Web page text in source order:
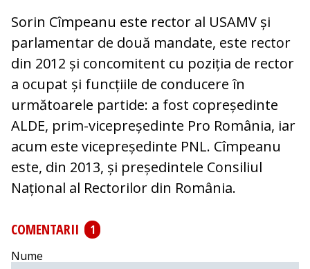
Sorin Cîmpeanu este rector al USAMV și
parlamentar de două mandate, este rector
din 2012 și concomitent cu poziția de rector
a ocupat și funcțiile de conducere în
următoarele partide: a fost copreședinte
ALDE, prim-vicepreședinte Pro România, iar
acum este vicepreședinte PNL. Cîmpeanu
este, din 2013, și președintele Consiliul
Național al Rectorilor din România.
COMENTARII
1
Nume